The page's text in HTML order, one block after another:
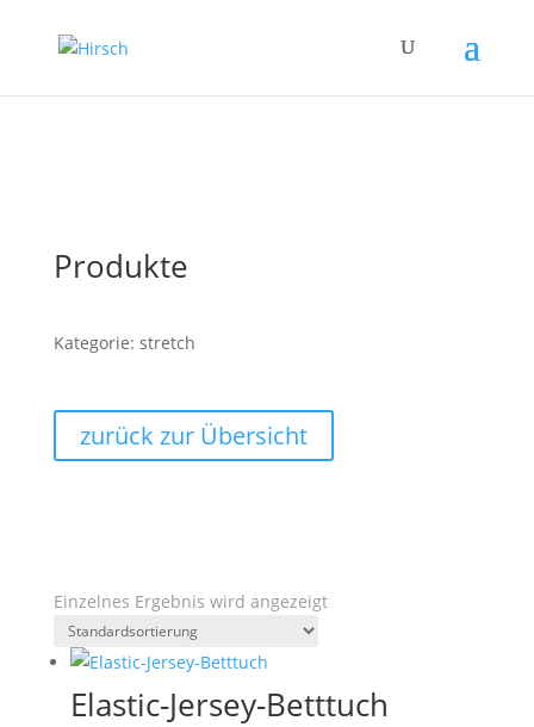
Produkte
Kategorie: stretch
zurück zur Übersicht
Einzelnes Ergebnis wird angezeigt
Elastic-Jersey-Betttuch